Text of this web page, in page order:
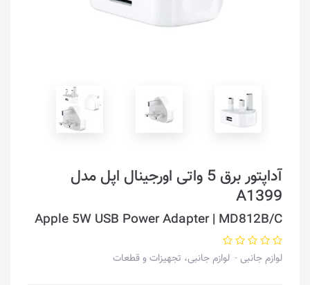
آداپتور برق 5 واتی اورجینال اپل مدل
A1399
Apple 5W USB Power Adapter | MD812B/C
لوازم جانبی لوازم جانبی، تجهیزات و قطعات